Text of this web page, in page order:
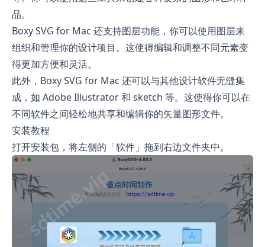
品。
Boxy SVG for Mac 还支持图层功能，你可以使用图层来
组织和管理你的设计项目。这使得编辑和调整不同元素变
得更加方便和灵活。
此外，Boxy SVG for Mac 还可以与其他设计软件无缝集
成，如 Adobe Illustrator 和 sketch 等。这使得你可以在
不同软件之间轻松地共享和编辑你的矢量图形文件。
安装教程
打开安装包，将左侧的「软件」拖到右边文件夹中。